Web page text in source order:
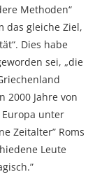
Methoden“
das gleiche Ziel,
Dies habe
sei, „die
2000 Jahre von
unter
Zeitalter” Roms
Leute